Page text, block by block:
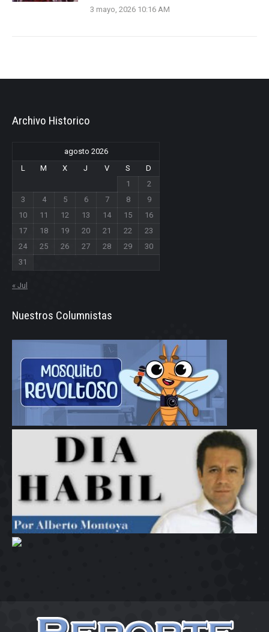
3 mayo, 2026 10:16 AM
Archivo Historico
agosto 2026
L
M X J V S
D
1
2
3
4 5 6 7 8
9
10
11 12 13 14 15
16
17
18 19 20 21 22
23
24
25 26 27 28 29
30
31
« Jul
Nuestros Columnistas